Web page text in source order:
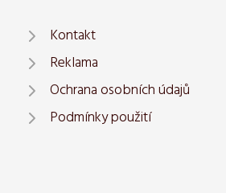
Kontakt
Reklama
Ochrana osobních údajů
Podmínky použití